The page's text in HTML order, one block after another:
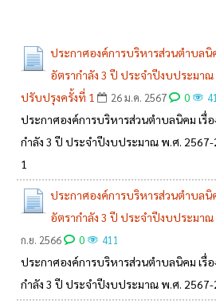
ประกาศองค์การบริหารส่วนตำบลนิ
อัตรากำลัง 3 ปี ประจำปีงบประมา
ปรับปรุงครั้งที่ 1
26 ม.ค. 2567 0
ประกาศองค์การบริหารส่วนตำบลนิคม เรื่
กำลัง 3 ปี ประจำปีงบประมาณ พ.ศ.
1
ประกาศองค์การบริหารส่วนตำบลนิ
อัตรากำลัง 3 ปี ประจำปีงบประมา
ก.ย. 2566
0 411
ประกาศองค์การบริหารส่วนตำบลนิคม เรื่
กำลัง 3 ปี ประจำปีงบประมาณ พ.ศ. 2567-